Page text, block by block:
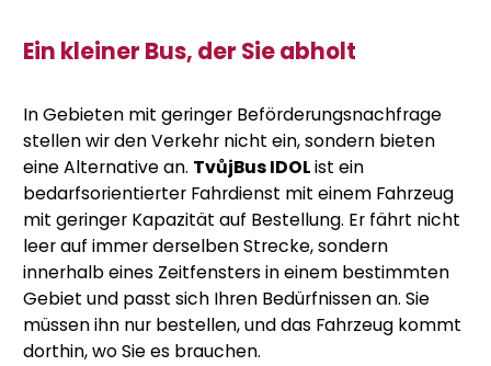
Ein kleiner Bus, der Sie abholt
In Gebieten mit geringer Beförderungsnachfrage
stellen wir den Verkehr nicht ein, sondern bieten
eine Alternative an. TvůjBus IDOList ein
bedarfsorientierter Fahrdienst mit einem Fahrzeug
mit geringer Kapazität auf Bestellung. Er fährt nicht
leer auf immer derselben Strecke, sondern
innerhalb eines Zeitfensters in einem bestimmten
Gebiet und passt sich Ihren Bedürfnissen an. Sie
müssen ihn nur bestellen, und das Fahrzeug kommt
dorthin, wo Sie es brauchen.